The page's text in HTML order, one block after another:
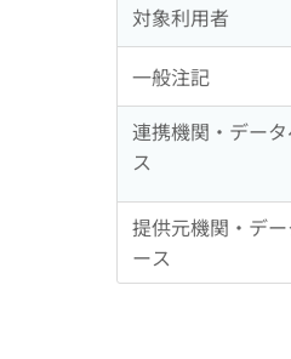
対象利用者
一般注記
連携機関・デー
ス
提供元機関・デ
ース